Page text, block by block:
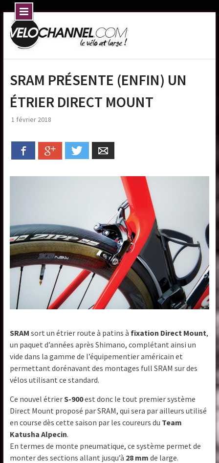
Skip
to
content
SRAM PRÉSENTE (ENFIN) UN
ÉTRIER DIRECT MOUNT
1 février 2018
Facebook Google+ Twitter
SRAM sort un étrier route à patins à fixation Direct Mount,
un paquet d’années après Shimano, complétant ainsi un
vide dans la gamme de l’équipementier américain et
permettant dorénavant des montages full SRAM sur des
vélos utilisant ce standard.
Ce nouvel étrierS-900est donc le tout premier système
Direct Mount proposé par SRAM, qui sera par ailleurs utilisé
en course dès cette saison par les coureurs du Team
Katusha Alpecin.
En termes de monte pneumatique, ce système permet de
monter des sections allant jusqu’à 28 mm de large.